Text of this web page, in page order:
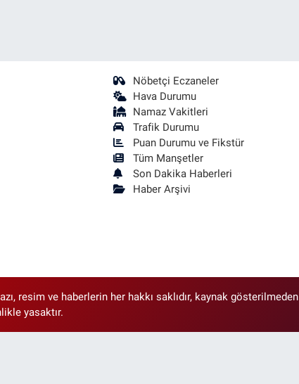
Nöbetçi Eczaneler
Hava Durumu
Namaz Vakitleri
Trafik Durumu
Puan Durumu ve Fikstür
Tüm Manşetler
Son Dakika Haberleri
Haber Arşivi
resim ve haberlerin her hakkı saklıdır, kaynak gösterilmeden
yasaktır.